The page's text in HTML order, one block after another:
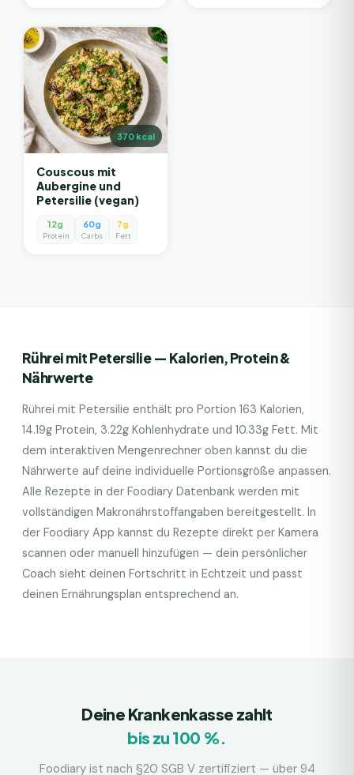
370kcal
Couscous mit
Aubergine und
Petersilie (vegan)
12g
Protein
60g
Carbs
7g
Fett
Rührei mit Petersilie— Kalorien, Protein &
Nährwerte
Rührei mit Petersilie enthält pro Portion 163 Kalorien,
14.19g Protein, 3.22g Kohlenhydrate und 10.33g Fett. Mit
dem interaktiven Mengenrechner oben kannst du die
Nährwerte auf deine individuelle Portionsgröße anpassen.
Alle Rezepte in der Foodiary Datenbank werden mit
vollständigen Makronährstoffangaben bereitgestellt. In
der Foodiary App kannst du Rezepte direkt per Kamera
scannen oder manuell hinzufügen — dein persönlicher
Coach sieht deinen Fortschritt in Echtzeit und passt
deinen Ernährungsplan entsprechend an.
Deine Krankenkasse zahlt
bis zu 100 %.
Foodiary ist nach §20 SGB V zertifiziert — über 94